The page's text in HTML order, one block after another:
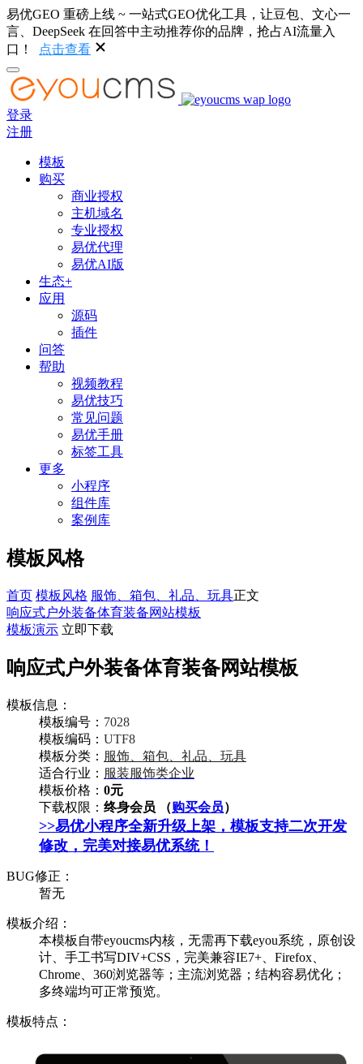
易优GEO 重磅上线 ~ 一站式GEO优化工具，让豆包、文心一
言、DeepSeek 在回答中主动推荐你的品牌，抢占AI流量入
口！
点击查看
登录
注册
模板
购买
商业授权
主机域名
专业授权
易优代理
易优AI版
生态+
应用
源码
插件
问答
帮助
视频教程
易优技巧
常见问题
易优手册
标签工具
更多
小程序
组件库
案例库
模板风格
首页 模板风格 服饰、箱包、礼品、玩具正文
响应式户外装备体育装备网站模板
模板演示 立即下载
响应式户外装备体育装备网站模板
模板信息：
模板编号： 7028
模板编码： UTF8
模板分类： 服饰、箱包、礼品、玩具
适合行业： 服装服饰类企业
模板价格： 0元
下载权限： 终身会员 （购买会员）
>>易优小程序全新升级上架，模板支持二次开发
修改，完美对接易优系统！
BUG修正：
暂无
模板介绍：
本模板自带eyoucms内核，无需再下载eyou系统，原创设
计、手工书写DIV+CSS，完美兼容IE7+、Firefox、
Chrome、360浏览器等；主流浏览器；结构容易优化；
多终端均可正常预览。
模板特点：